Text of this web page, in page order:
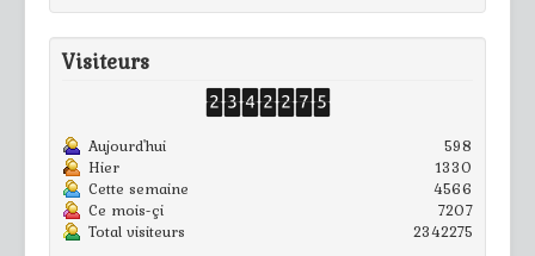
Visiteurs
Aujourd'hui
598
Hier
1330
Cette semaine
4566
Ce mois-çi
7207
Total visiteurs
2342275